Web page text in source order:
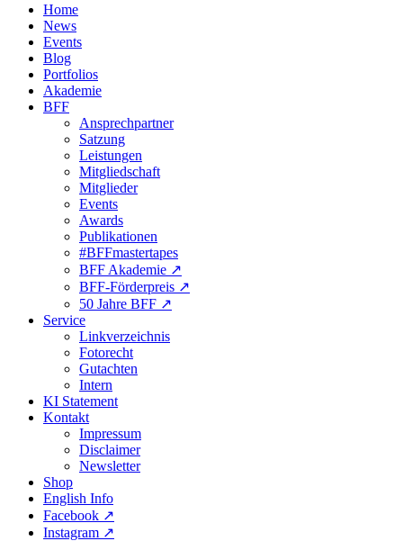
Home
News
Events
Blog
Portfolios
Akademie
BFF
Ansprechpartner
Satzung
Leistungen
Mitgliedschaft
Mitglieder
Events
Awards
Publikationen
#BFFmastertapes
BFF Akademie ↗︎
BFF-Förderpreis ↗︎
50 Jahre BFF ↗︎
Service
Linkverzeichnis
Fotorecht
Gutachten
Intern
KI Statement
Kontakt
Impressum
Disclaimer
Newsletter
Shop
English Info
Facebook ↗︎
Instagram ↗︎